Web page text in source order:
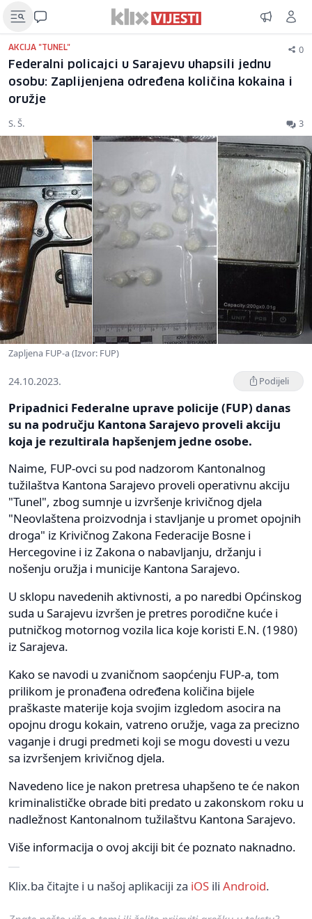
AKCIJA "TUNEL" 0
Federalni policajci u Sarajevu uhapsili jednu
osobu: Zaplijenjena određena količina kokaina i
oružje
S. Š. 3
Zapljena FUP-a (Izvor: FUP)
24.10.2023. Podijeli
Pripadnici Federalne uprave policije (FUP) danas
su na području Kantona Sarajevo proveli akciju
koja je rezultirala hapšenjem jedne osobe.
Naime, FUP-ovci su pod nadzorom Kantonalnog
tužilaštva Kantona Sarajevo proveli operativnu akciju
"Tunel", zbog sumnje u izvršenje krivičnog djela
"Neovlaštena proizvodnja i stavljanje u promet opojnih
droga" iz Krivičnog Zakona Federacije Bosne i
Hercegovine i iz Zakona o nabavljanju, držanju i
nošenju oružja i municije Kantona Sarajevo.
U sklopu navedenih aktivnosti, a po naredbi Općinskog
suda u Sarajevu izvršen je pretres porodične kuće i
putničkog motornog vozila lica koje koristi E.N. (1980)
iz Sarajeva.
Kako se navodi u zvaničnom saopćenju FUP-a, tom
prilikom je pronađena određena količina bijele
praškaste materije koja svojim izgledom asocira na
opojnu drogu kokain, vatreno oružje, vaga za precizno
vaganje i drugi predmeti koji se mogu dovesti u vezu
sa izvršenjem krivičnog djela.
Navedeno lice je nakon pretresa uhapšeno te će nakon
kriminalističke obrade biti predato u zakonskom roku u
nadležnost Kantonalnom tužilaštvu Kantona Sarajevo.
Više informacija o ovoj akciji bit će poznato naknadno.
Klix.ba čitajte i u našoj aplikaciji za iOS ili Android.